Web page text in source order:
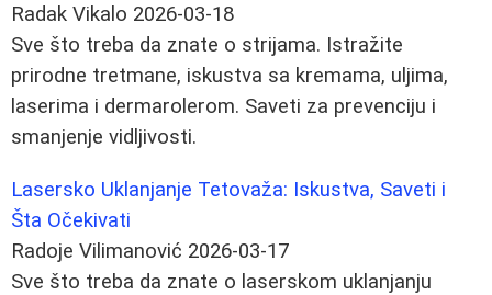
Radak Vikalo 2026-03-18
Sve što treba da znate o strijama. Istražite
prirodne tretmane, iskustva sa kremama, uljima,
laserima i dermarolerom. Saveti za prevenciju i
smanjenje vidljivosti.
Lasersko Uklanjanje Tetovaža: Iskustva, Saveti i
Šta Očekivati
Radoje Vilimanović 2026-03-17
Sve što treba da znate o laserskom uklanjanju